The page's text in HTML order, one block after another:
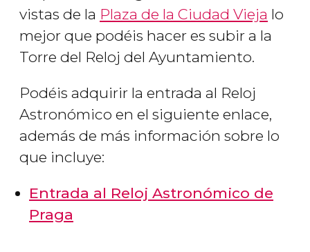
vistas de la Plaza de la Ciudad Vieja lo
mejor que podéis hacer es subir a la
Torre del Reloj del Ayuntamiento.
Podéis adquirir la entrada al Reloj
Astronómico en el siguiente enlace,
además de más información sobre lo
que incluye:
Entrada al Reloj Astronómico de
Praga